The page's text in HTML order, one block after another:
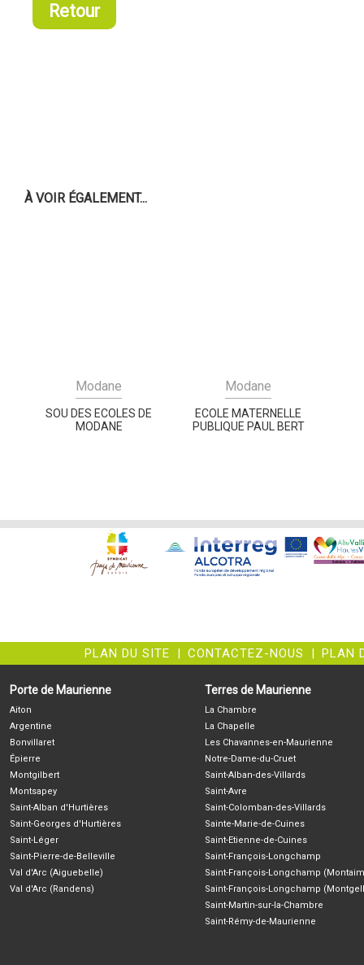
Retour
À VOIR ÉGALEMENT...
Modane
SOU DES ECOLES DE
MODANE
Modane
ECOLE MATERNELLE
PUBLIQUE PAUL BERT
PLAN DU SITE | CONTACTEZ-NOUS | PLAN
Porte de Maurienne
Aiton
Argentine
Bonvillaret
Épierre
Montgilbert
Montsapey
Saint-Alban d'Hurtières
Saint-Georges d'Hurtières
Saint-Léger
Saint-Pierre-de-Belleville
Val d'Arc (Aiguebelle)
Val d'Arc (Randens)
Terres de Maurienne
La Chambre
La Chapelle
Les Chavannes-en-Maurienne
Notre-Dame-du-Cruet
Saint-Alban-des-Villards
Saint-Avre
Saint-Colomban-des-Villards
Sainte-Marie-de-Cuines
Saint-Etienne-de-Cuines
Saint-François-Longchamp
Saint-François-Longchamp
Saint-François-Longchamp
Saint-Martin-sur-la-Chambre
Saint-Rémy-de-Maurienne